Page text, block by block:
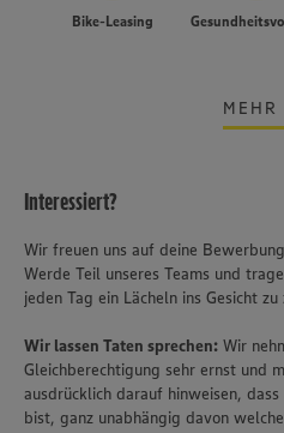
Bike-Leasing
MEHR
Interessiert?
Wir freuen uns auf deine
Werde Teil unseres Teams und
jeden Tag ein Lächeln ins Gesicht zu
Wir lassen Taten sprechen: Wir
Gleichberechtigung sehr ernst und
ausdrücklich darauf hinweisen,
bist, ganz unabhängig davon